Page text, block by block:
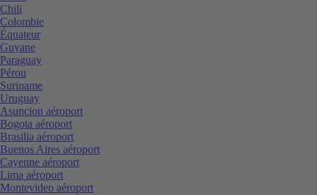
Chili
Colombie
Équateur
Guyane
Paraguay
Pérou
Suriname
Uruguay
Asuncion aéroport
Bogota aéroport
Brasilia aéroport
Buenos Aires aéroport
Cayenne aéroport
Lima aéroport
Montevideo aéroport